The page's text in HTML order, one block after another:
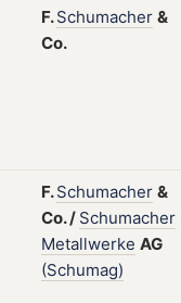
F.Schumacher &
Co.
F.Schumacher &
Co./ Schumacher
Metallwerke AG
(Schumag)